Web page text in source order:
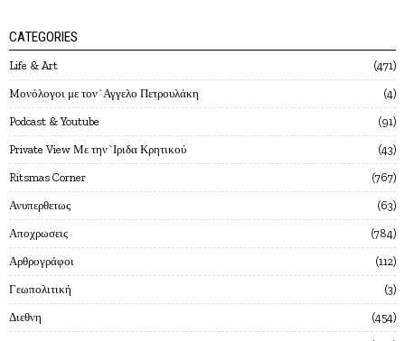
CATEGORIES
Life & Art 471
Mονόλογοι με τον`Αγγελο Πετρουλάκη 4
Podcast & Youtube 91
Private View Με την`Ιριδα Κρητικού 43
Ritsmas Corner 767
Ανυπερθετως 63
Αποχρωσεις 784
Αρθρογράφοι 112
Γεωπολιτική 3
Διεθνη 454